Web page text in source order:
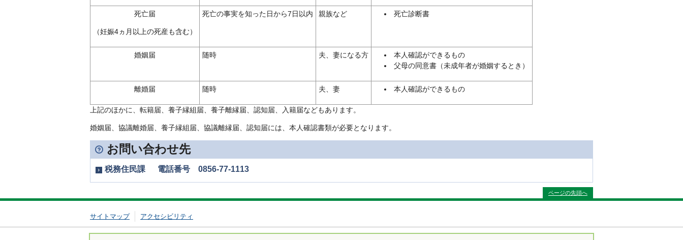
死亡届
（妊娠4ヵ月以上の死産も含む）
死亡の事実を知った日から7日以内 親族など 死亡診断書
婚姻届 随時 夫、妻になる方
本人確認ができるもの
父母の同意書（未成年者が婚姻するとき）
離婚届 随時 夫、妻 本人確認ができるもの
上記のほかに、転籍届、養子縁組届、養子離縁届、認知届、入籍届などもあります。
婚姻届、協議離婚届、養子縁組届、協議離縁届、認知届には、本人確認書類が必要となります。
お問い合わせ先
税務住民課 電話番号 0856-77-1113
ページの先頭へ
サイトマップ アクセシビリティ